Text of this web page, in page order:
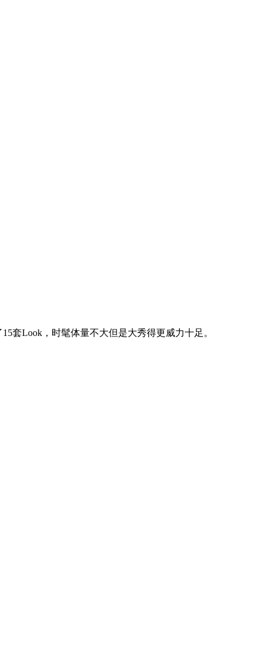
Look，时髦体量不大但是大秀得更威力十足。